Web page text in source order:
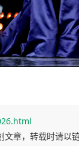
章，转载时请以